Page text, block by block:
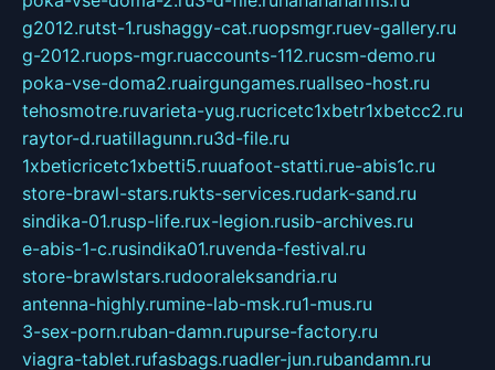
g2012.rutst-1.rushaggy-cat.ruopsmgr.ruev-gallery.ru
g-2012.ruops-mgr.ruaccounts-112.rucsm-demo.ru
poka-vse-doma2.ruairgungames.ruallseo-host.ru
tehosmotre.ruvarieta-yug.rucricetc1xbetr1xbetcc2.ru
raytor-d.ruatillagunn.ru3d-file.ru
1xbeticricetc1xbetti5.ruuafoot-statti.rue-abis1c.ru
store-brawl-stars.rukts-services.rudark-sand.ru
sindika-01.rusp-life.rux-legion.rusib-archives.ru
e-abis-1-c.rusindika01.ruvenda-festival.ru
store-brawlstars.rudooraleksandria.ru
antenna-highly.rumine-lab-msk.ru1-mus.ru
3-sex-porn.ruban-damn.rupurse-factory.ru
viagra-tablet.rufasbags.ruadler-jun.rubandamn.ru